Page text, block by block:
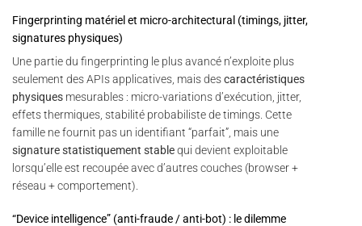
Fingerprinting matériel et micro-architectural (timings, jitter,
signatures physiques)
Une partie du fingerprinting le plus avancé n’exploite plus
seulement des APIs applicatives, mais descaractéristiques
physiques mesurables : micro-variations d’exécution, jitter,
effets thermiques, stabilité probabiliste de timings. Cette
famille ne fournit pas un identifiant “parfait”, mais une
signature statistiquement stablequi devient exploitable
lorsqu’elle est recoupée avec d’autres couches (browser +
réseau + comportement).
“Device intelligence” (anti-fraude / anti-bot) : le dilemme